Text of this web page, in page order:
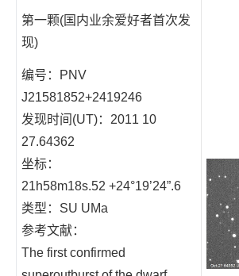
第一颗(国内业余爱好者首次发
现)
编号：PNV
J21581852+2419246
发现时间(UT)：2011 10
27.64362
坐标：
21h58m18s.52 +24°19’24”.6
类型：SU UMa
参考文献：
The first confirmed